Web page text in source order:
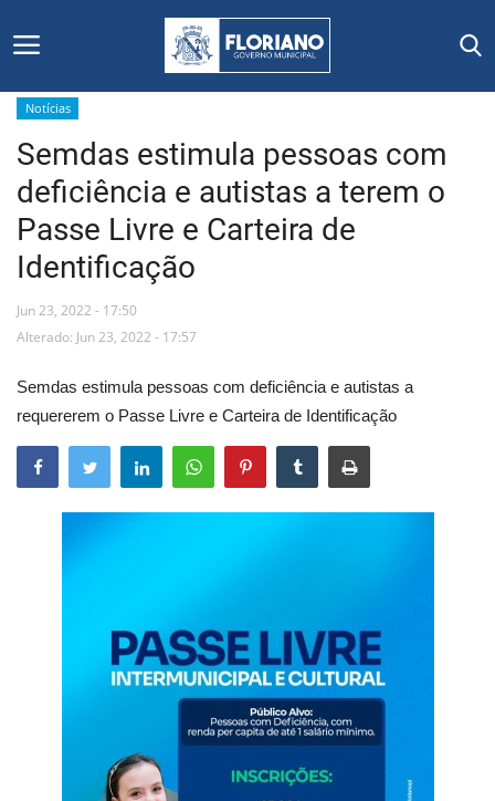
Início
Editais
Floriano
Secretarias e Órgãos
Mural de Licitações
Notícias
Vídeos
Notícias
Semdas estimula pessoas com
deficiência e autistas a terem o
Passe Livre e Carteira de
Identificação
Jun 23, 2022 - 17:50
Alterado: Jun 23, 2022 - 17:57
Semdas estimula pessoas com deficiência e autistas a
requererem o Passe Livre e Carteira de Identificação